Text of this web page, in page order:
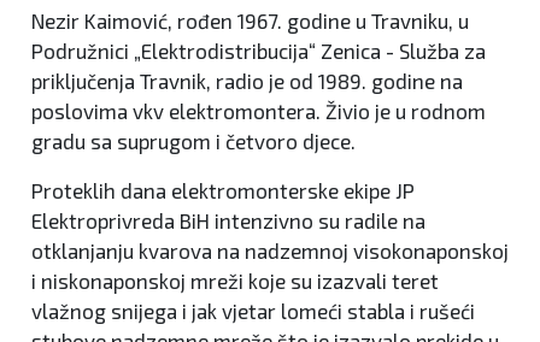
Nezir Kaimović, rođen 1967. godine u Travniku, u
Podružnici „Elektrodistribucija“ Zenica - Služba za
priključenja Travnik, radio je od 1989. godine na
poslovima vkv elektromontera. Živio je u rodnom
gradu sa suprugom i četvoro djece.
Proteklih dana elektromonterske ekipe JP
Elektroprivreda BiH intenzivno su radile na
otklanjanju kvarova na nadzemnoj visokonaponskoj
i niskonaponskoj mreži koje su izazvali teret
vlažnog snijega i jak vjetar lomeći stabla i rušeći